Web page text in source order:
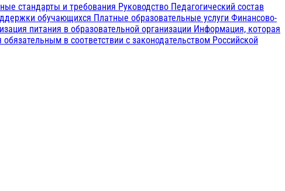
стандарты и требования Руководство Педагогический состав
обучающихся Платные образовательные услуги Финансово-
питания в образовательной организации Информация, которая
в соответствии с законодательством Российской